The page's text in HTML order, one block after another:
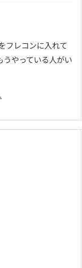
フレコンに入れて
うやっている人がい